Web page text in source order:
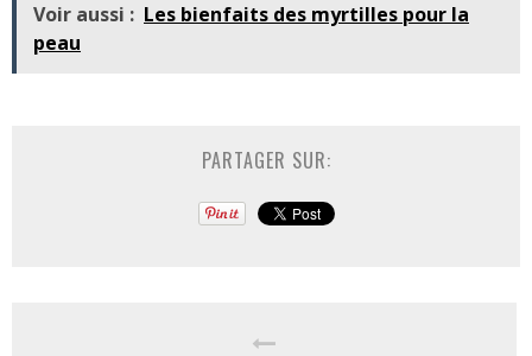
Voir aussi : Les bienfaits des myrtilles pour la
peau
PARTAGER SUR: